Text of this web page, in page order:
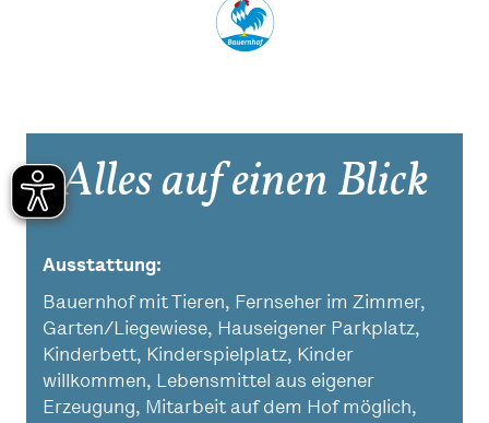
Alles auf einen Blick
Ausstattung
Bauernhof mit Tieren, Fernseher im Zimmer,
Garten/Liegewiese, Hauseigener Parkplatz,
Kinderbett, Kinderspielplatz, Kinder
willkommen, Lebensmittel aus eigener
Erzeugung, Mitarbeit auf dem Hof möglich,